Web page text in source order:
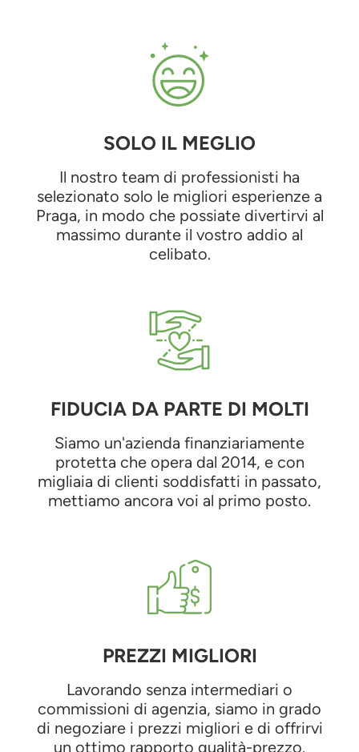
SOLO IL MEGLIO
Il nostro team di professionisti ha
selezionato solo le migliori esperienze a
Praga, in modo che possiate divertirvi al
massimo durante il vostro addio al
celibato.
FIDUCIA DA PARTE DI MOLTI
Siamo un'azienda finanziariamente
protetta che opera dal 2014, e con
migliaia di clienti soddisfatti in passato,
mettiamo ancora voi al primo posto.
PREZZI MIGLIORI
Lavorando senza intermediari o
commissioni di agenzia, siamo in grado
di negoziare i prezzi migliori e di offrirvi
un ottimo rapporto qualità-prezzo.